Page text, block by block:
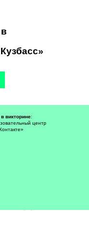
выкладывает
известных
или
викторине:
центр